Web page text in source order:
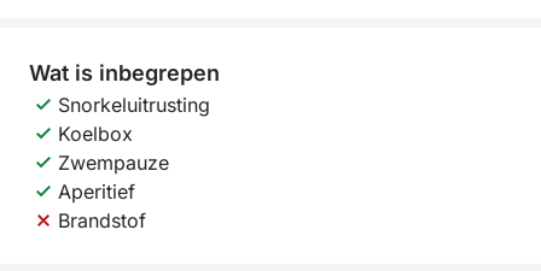
Wat is inbegrepen
Snorkeluitrusting
Koelbox
Zwempauze
Aperitief
Brandstof